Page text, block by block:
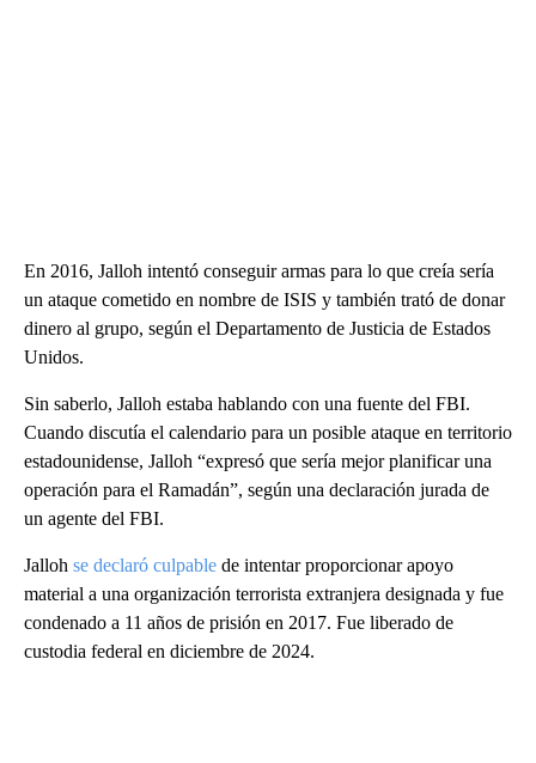
En 2016, Jalloh intentó conseguir armas para lo que creía sería
un ataque cometido en nombre de ISIS y también trató de donar
dinero al grupo, según el Departamento de Justicia de Estados
Unidos.
Sin saberlo, Jalloh estaba hablando con una fuente del FBI.
Cuando discutía el calendario para un posible ataque en territorio
estadounidense, Jalloh “expresó que sería mejor planificar una
operación para el Ramadán”, según una declaración jurada de
un agente del FBI.
Jalloh se declaró culpable de intentar proporcionar apoyo
material a una organización terrorista extranjera designada y fue
condenado a 11 años de prisión en 2017. Fue liberado de
custodia federal en diciembre de 2024.